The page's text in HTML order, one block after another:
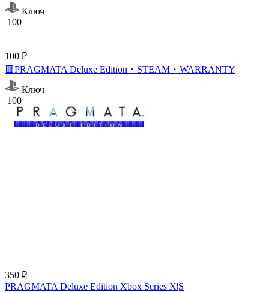
Ключ
100
100 ₽
🟥PRAGMATA Deluxe Edition・STEAM・WARRANTY
Ключ
100
350 ₽
PRAGMATA Deluxe Edition Xbox Series X|S